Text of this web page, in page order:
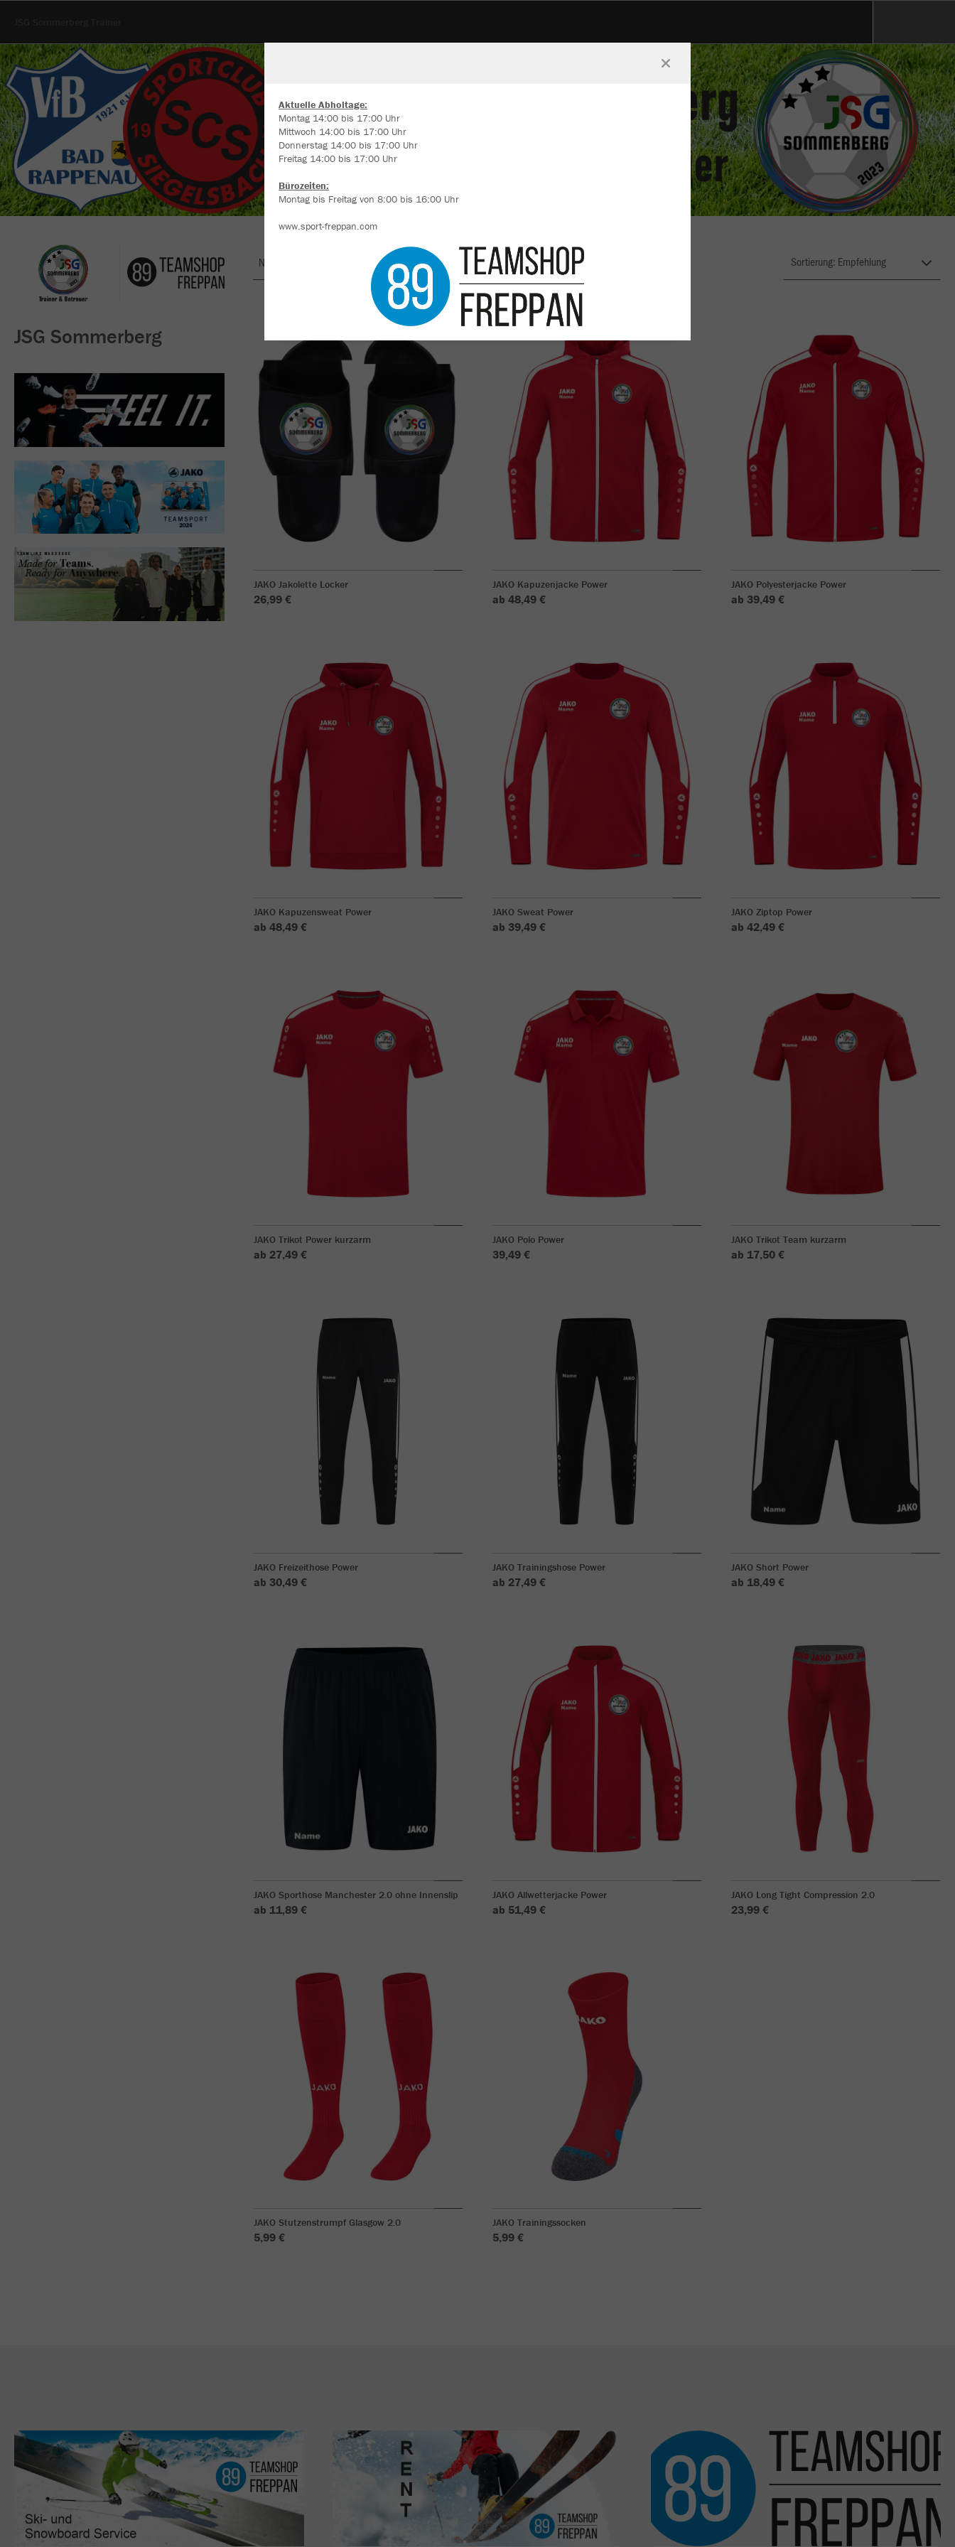
JSG Sommerberg
Nachhaltig Farbe
JAKO Jakolette Locker
26,99 €
JAKO Kapuzenjacke Power
ab 48,49 €
JAKO Polyesterjacke Power
ab 39,49 €
JAKO Kapuzensweat Power
ab 48,49 €
JAKO Sweat Power
ab 39,49 €
JAKO Ziptop Power
ab 42,49 €
JAKO Trikot Power kurzarm
ab 27,49 €
JAKO Polo Power
39,49 €
JAKO Trikot Team kurzarm
ab 17,50 €
JAKO Freizeithose Power
ab 30,49 €
JAKO Trainingshose Power
ab 27,49 €
JAKO Short Power
ab 18,49 €
JAKO Sporthose Manchester 2.0 ohne Innenslip
ab 11,89 €
JAKO Allwetterjacke Power
ab 51,49 €
JAKO Long Tight Compression 2.0
23,99 €
JAKO Stutzenstrumpf Glasgow 2.0
5,99 €
JAKO Trainingssocken
5,99 €
Aktuelle Abholtage:
Montag 14:00 bis 17:00 Uhr
Mittwoch 14:00 bis 17:00 Uhr
Donnerstag 14:00 bis 17:00 Uhr
Freitag 14:00 bis 17:00 Uhr
Bürozeiten:
Montag bis Freitag von 8:00 bis 16:00 Uhr
www.sport-freppan.com
Wir verwenden Cookies
Durch die Analyse der Besucherdaten können wir dir personalisierte Inhalte
anzeigen und unsere Website verbessern. Weitere Informationen zu den
Alle akzeptieren
mehr Infos
Datenschutz Impressum